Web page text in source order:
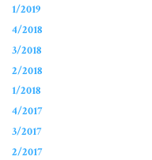
1/2019
4/2018
3/2018
2/2018
1/2018
4/2017
3/2017
2/2017